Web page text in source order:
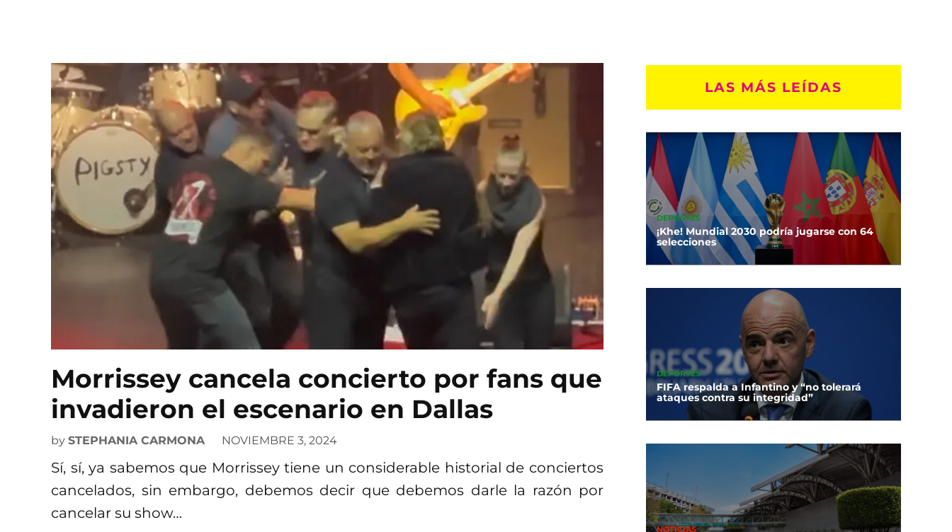
Morrissey cancela concierto por fans que
invadieron el escenario en Dallas
by STEPHANIA CARMONA NOVIEMBRE 3, 2024
Sí, sí, ya sabemos que Morrissey tiene un considerable historial de conciertos
cancelados, sin embargo, debemos decir que debemos darle la razón por
cancelar su show…
LAS MÁS LEÍDAS
DEPORTES
¡Khe! Mundial 2030 podría jugarse con 64
selecciones
DEPORTES
FIFA respalda a Infantino y “no tolerará
ataques contra su integridad”
NOTICIAS